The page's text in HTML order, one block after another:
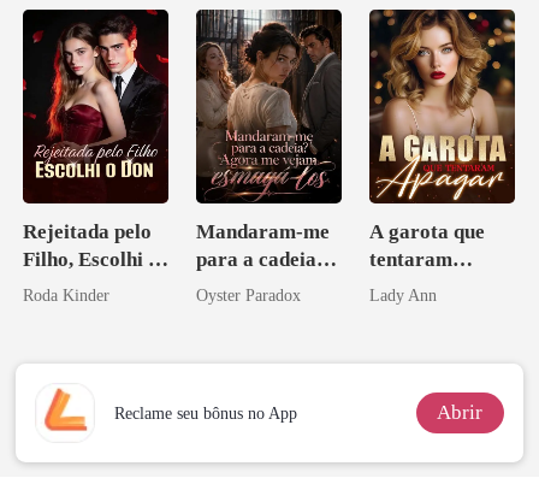
Rejeitada pelo
Filho, Escolhi o
Don
Roda Kinder
Mandaram-me
para a cadeia?
Agora me
Oyster Paradox
A garota que
tentaram
apagar
Lady Ann
Reclame seu bônus no App Abrir